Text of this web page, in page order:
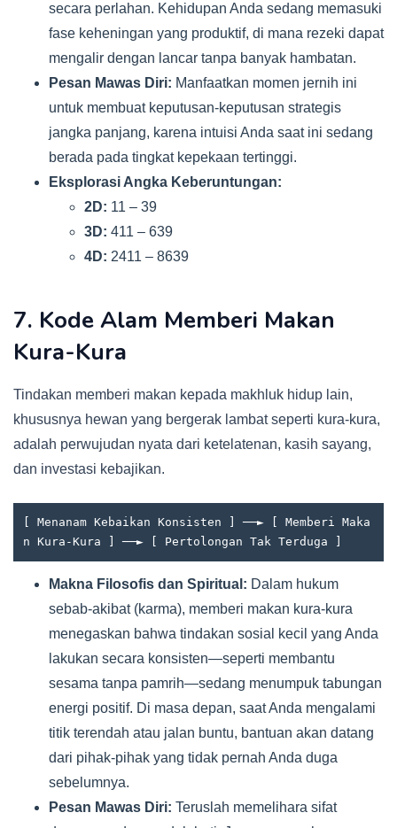
secara perlahan. Kehidupan Anda sedang memasuki
fase keheningan yang produktif, di mana rezeki dapat
mengalir dengan lancar tanpa banyak hambatan.
Pesan Mawas Diri: Manfaatkan momen jernih ini
untuk membuat keputusan-keputusan strategis
jangka panjang, karena intuisi Anda saat ini sedang
berada pada tingkat kepekaan tertinggi.
Eksplorasi Angka Keberuntungan:
2D: 11 – 39
3D: 411 – 639
4D: 2411 – 8639
7. Kode Alam Memberi Makan
Kura-Kura
Tindakan memberi makan kepada makhluk hidup lain,
khususnya hewan yang bergerak lambat seperti kura-kura,
adalah perwujudan nyata dari ketelatenan, kasih sayang,
dan investasi kebajikan.
[ Menanam Kebaikan Konsisten ] ──► [ Memberi Maka
Makna Filosofis dan Spiritual: Dalam hukum
sebab-akibat (karma), memberi makan kura-kura
menegaskan bahwa tindakan sosial kecil yang Anda
lakukan secara konsisten—seperti membantu
sesama tanpa pamrih—sedang menumpuk tabungan
energi positif. Di masa depan, saat Anda mengalami
titik terendah atau jalan buntu, bantuan akan datang
dari pihak-pihak yang tidak pernah Anda duga
sebelumnya.
Pesan Mawas Diri: Teruslah memelihara sifat